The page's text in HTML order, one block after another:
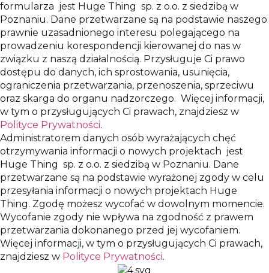
formularza jest Huge Thing sp. z o.o. z siedzibą w
Poznaniu. Dane przetwarzane są na podstawie naszego
prawnie uzasadnionego interesu polegającego na
prowadzeniu korespondencji kierowanej do nas w
związku z naszą działalnością. Przysługuje Ci prawo
dostępu do danych, ich sprostowania, usunięcia,
ograniczenia przetwarzania, przenoszenia, sprzeciwu
oraz skarga do organu nadzorczego. Więcej informacji,
w tym o przysługujących Ci prawach, znajdziesz w
Polityce Prywatności.
Administratorem danych osób wyrażających chęć
otrzymywania informacji o nowych projektach jest
Huge Thing sp. z o.o. z siedzibą w Poznaniu. Dane
przetwarzane są na podstawie wyrażonej zgody w celu
przesyłania informacji o nowych projektach Huge
Thing. Zgodę możesz wycofać w dowolnym momencie.
Wycofanie zgody nie wpływa na zgodność z prawem
przetwarzania dokonanego przed jej wycofaniem.
Więcej informacji, w tym o przysługujących Ci prawach,
znajdziesz w Polityce Prywatności.